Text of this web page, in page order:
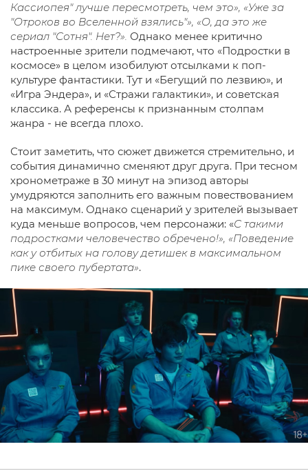
Кассиопея" лучше пересмотреть, чем это», «Уже за
"Отроков во Вселенной взялись"», «О, да это же
сериал "Сотня". Нет?». Однако менее критично
настроенные зрители подмечают, что «Подростки в
космосе» в целом изобилуют отсылками к поп-
культуре фантастики. Тут и «Бегущий по лезвию», и
«Игра Эндера», и «Стражи галактики», и советская
классика. А референсы к признанным столпам
жанра - не всегда плохо.
Стоит заметить, что сюжет движется стремительно, и
события динамично сменяют друг друга. При тесном
хронометраже в 30 минут на эпизод авторы
умудряются заполнить его важным повествованием
на максимум. Однако сценарий у зрителей вызывает
куда меньше вопросов, чем персонажи: «С такими
подростками человечество обречено!», «Поведение
как у отбитых на голову детишек в максимальном
пике своего пубертата».